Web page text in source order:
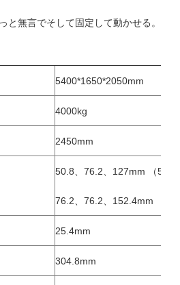
と無言でそして固定して動かせる。
5400*1650*2050mm
4000kg
2450mm
50.8、76.2、127mm （5''）
76.2、76.2、152.4mm （6''
25.4mm
304.8mm